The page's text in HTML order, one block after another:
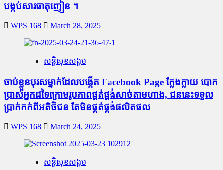
បង្កប់សារធាតុញៀន ។
WPS 168 March 28, 2025
សន្តិសុខសង្គម
ចាប់ខ្លួនបុរសម្នាក់ដែលបង្កើត Facebook Page ក្លែងក្លាយ បោក
ប្រាស់អ្នកដទៃក្រោមរូបភាពផ្គត់ផ្គង់សាច់តាមហាង, ជននេះទទួល
ប្រាក់កក់ពីអតិថិជន តែមិនផ្គត់ផ្គង់ផលិតផល
WPS 168 March 24, 2025
សន្តិសុខសង្គម